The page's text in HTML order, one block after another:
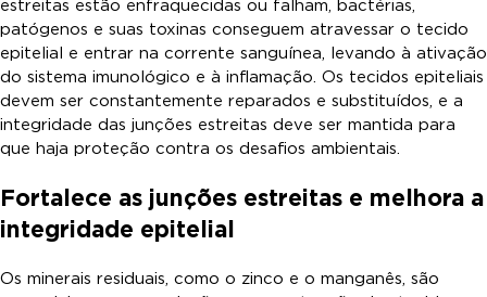
estreitas estão enfraquecidas ou falham, bactérias,
patógenos e suas toxinas conseguem atravessar o tecido
epitelial e entrar na corrente sanguínea, levando à ativação
do sistema imunológico e à inflamação. Os tecidos epiteliais
devem ser constantemente reparados e substituídos, e a
integridade das junções estreitas deve ser mantida para
que haja proteção contra os desafios ambientais.
Fortalece as junções estreitas e melhora a
integridade epitelial
Os minerais residuais, como o zinco e o manganês, são